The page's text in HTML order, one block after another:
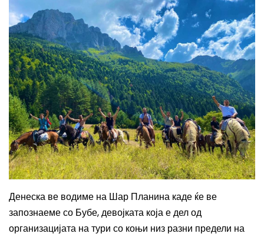
Денеска ве водиме на Шар Планина каде ќе ве
запознаеме со Бубе, девојката која е дел од
организацијата на тури со коњи низ разни предели на